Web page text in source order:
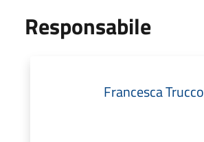
Responsabile
Francesca Trucco